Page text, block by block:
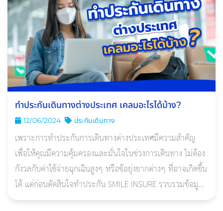
ทําประกันเดินทางต่างประเทศ เคลมอะไรได้บ้าง?
12/06/2024 ประกันเดินทาง
เพราะการทำประกันการเดินทางต่างประเทศมีความสำคัญ
เพื่อให้คุณมีความคุ้มครองและมั่นใจในช่วงการเดินทาง ไม่ต้อง
กังวลกับค่าใช้จ่ายฉุกเฉินสูงๆ หรือข้อยุ่งยากต่างๆ ที่อาจเกิดขึ้น
ได้ แต่ก่อนตัดสินใจทําประกัน SMILE INSURE รวบรวมข้อมูล
เกี่ยวกับประกันเดินทางมาฝาก